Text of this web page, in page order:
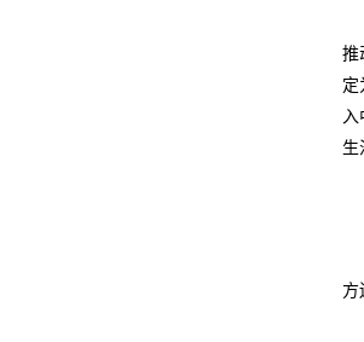
推
定
生
方